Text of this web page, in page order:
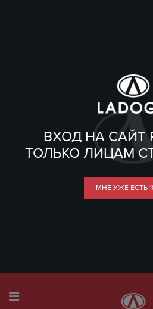
ВХОД НА САЙТ
ТОЛЬКО ЛИЦАМ
МНЕ УЖЕ ЕСТЬ